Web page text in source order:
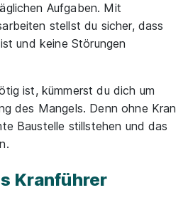
Aufgaben. Mit
stellst du sicher, dass
und keine Störungen
ist, kümmerst du dich um
des Mangels. Denn ohne Kran
Baustelle stillstehen und das
Kranführer